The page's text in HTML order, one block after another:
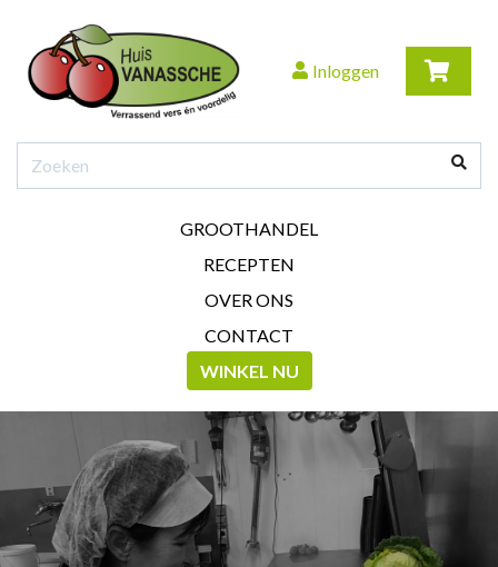
Inloggen
GROOTHANDEL
RECEPTEN
OVER ONS
CONTACT
WINKEL NU